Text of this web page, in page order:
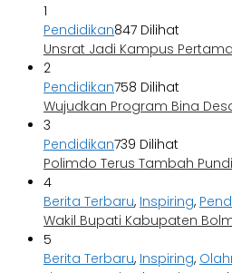
1
Pendidikan847 Dilihat
Unsrat Jadi Kampus
2
Pendidikan758 Dilihat
Wujudkan Program Bina
3
Pendidikan739 Dilihat
Polimdo Terus Tambah Pundi
4
Berita Terbaru, Inspiring,
Wakil Bupati Kabupaten
5
Berita Terbaru, Inspiring,